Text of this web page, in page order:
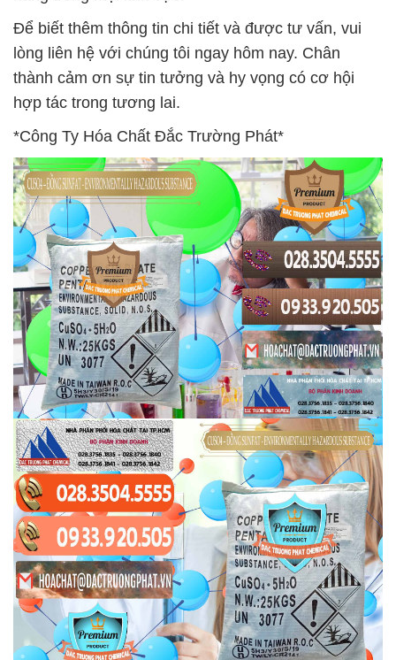
Để biết thêm thông tin chi tiết và được tư vấn, vui
lòng liên hệ với chúng tôi ngay hôm nay. Chân
thành cảm ơn sự tin tưởng và hy vọng có cơ hội
hợp tác trong tương lai.
*Công Ty Hóa Chất Đắc Trường Phát*